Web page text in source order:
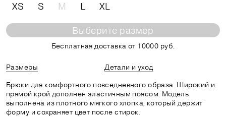
XS S M L XL
Выберите размер
Бесплатная доставка от 10000 руб.
Размеры
Детали и уход
Брюки для комфортного повседневного образа. Широкий и
прямой крой дополнен эластичным поясом. Модель
выполнена из плотного мягкого хлопка, который держит
форму и сохраняет цвет после стирок.